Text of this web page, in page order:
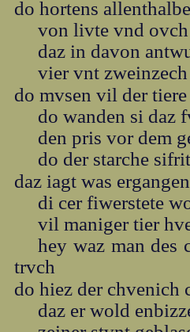
do hortens
von livte vnd
daz in davon
vier vnt
do mvsen vil der
do wanden si daz
den pris vor dem
do der starche
daz iagt was
di cer fiwerstete
vil maniger tier
hey waz man des
trvch
do hiez der chvenich
daz er wold